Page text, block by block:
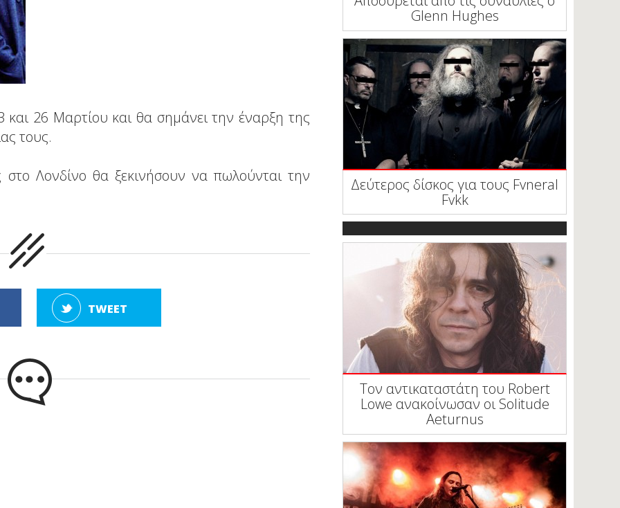
26 Μαρτίου και θα σημάνει την έναρξη της
τους.
στο Λονδίνο θα ξεκινήσουν να πωλούνται την
TWEET
Glenn Hughes
Δεύτερος δίσκος για τους Fvneral
Fvkk
Τον αντικαταστάτη του Robert
Lowe ανακοίνωσαν οι Solitude
Aeturnus